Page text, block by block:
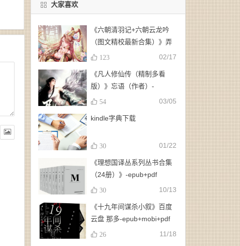
大家喜欢
《六朝清羽记+六朝云龙吟
（图文精校最新合集）》弄
玉、龙璇（作者）-
123 02/17
《凡人修仙传（精制多看
版）》忘语（作者）-
epub+mobi
54 03/05
kindle字典下载
30 01/22
《理想国译丛系列丛书合集
（24册）》-epub+pdf
30 10/13
《十九年间谋杀小叙》百度
云盘 那多-epub+mobi+pdf
26 11/18